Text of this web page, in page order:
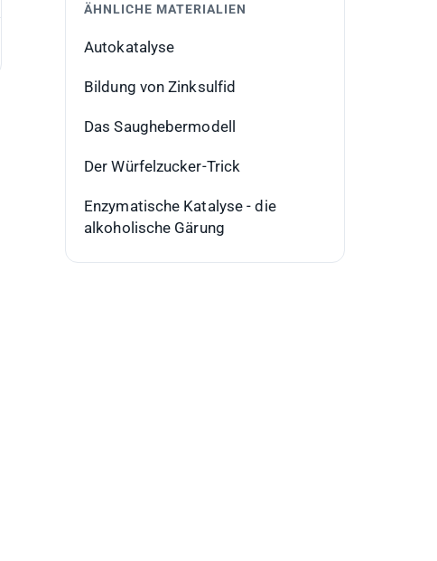
ÄHNLICHE MATERIALIEN
Autokatalyse
Bildung von Zinksulfid
Das Saughebermodell
Der Würfelzucker-Trick
Enzymatische Katalyse - die
alkoholische Gärung